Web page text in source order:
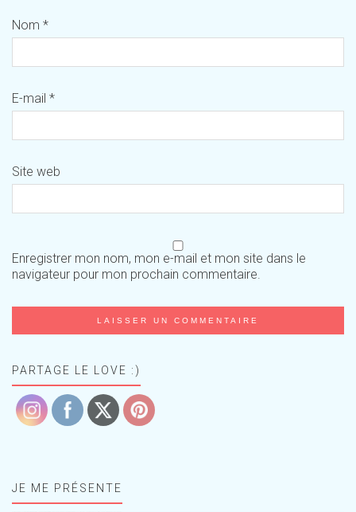
Nom *
E-mail *
Site web
Enregistrer mon nom, mon e-mail et mon site dans le
navigateur pour mon prochain commentaire.
PARTAGE LE LOVE :)
JE ME PRÉSENTE